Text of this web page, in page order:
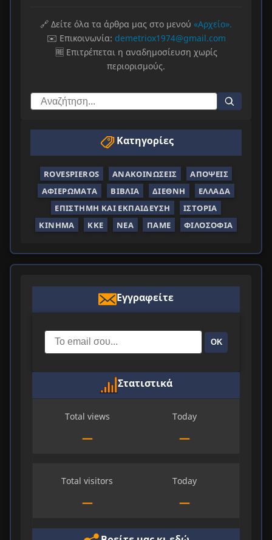
🔗 Δείτε όλα τα άρθρα μας στο μενού «Αρχείο».
✉️ Επικοινωνία: demetriox1974@gmail.com
🆓 Επιτρέπεται η αναδημοσίευση χωρίς
περιορισμούς.
Κατηγορίες
ROVESPIEROS ΑΝΑΚΟΙΝΏΣΕΙΣ
ΑΠΌΨΕΙΣ
ΑΦΙΕΡΏΜΑΤΑ
ΒΙΒΛΊΑ ΔΙΕΘΝΉ
ΕΛΛΆΔΑ
ΕΠΙΣΤΉΜΗ ΚΑΙ ΕΚΠΑΊΔΕΥΣΗ
ΙΣΤΟΡΊΑ
ΚΊΝΗΜΑ
ΚΚΕ ΝΈΑ ΠΑΜΕ ΦΙΛΟΣΟΦΊΑ
Εγγραφείτε
ΟΚ
Στατιστικά
Total views
—
Today
—
Total visitors
—
Today
—